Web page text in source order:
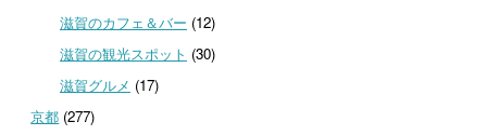
滋賀のカフェ＆バー (12)
滋賀の観光スポット (30)
滋賀グルメ (17)
京都 (277)